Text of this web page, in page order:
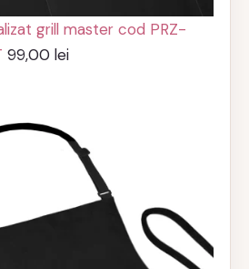
grill master cod PRZ-
99,00lei